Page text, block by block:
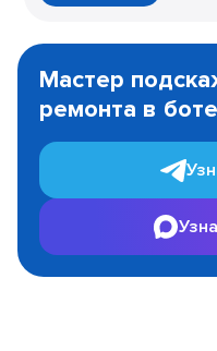
1
Мастер
ремонта в